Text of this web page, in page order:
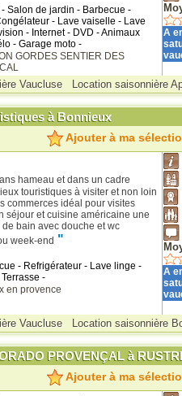
Salon de jardin - Barbecue -
- Lave vaiselle - Lave
- Internet - DVD - Animaux
- Garage moto -
GORDES SENTIER DES
A
Vaucluse Location saisonnière
à Bonnieux
Ajouter à ma
hameau et dans un cadre
touristiques à visiter et non loin
commerces idéal pour visites
séjour et cuisine américaine une
bain avec douche et wc
week-end "
- Refrigérateur - Lave linge -
-
en provence
A
Vaucluse Location saisonnière
PROVENÇAL à
Ajouter à ma